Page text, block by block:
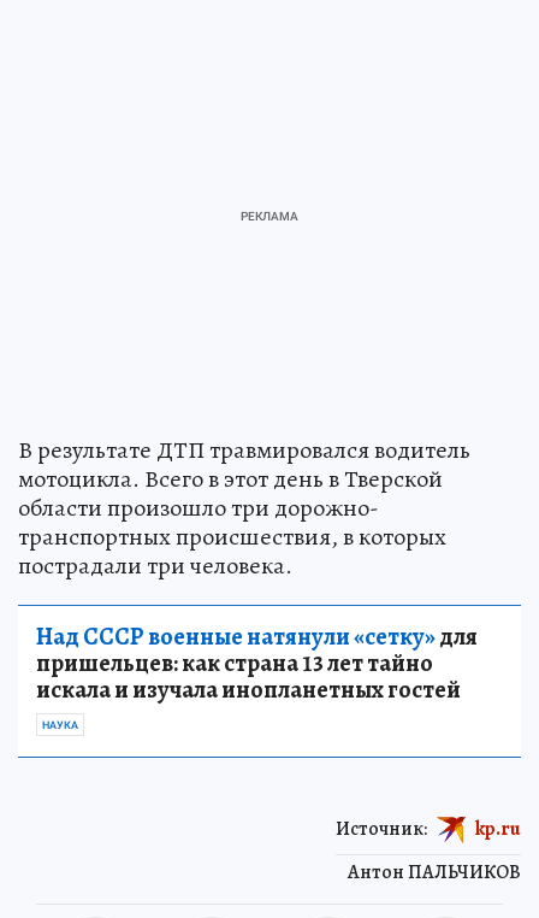
В результате ДТП травмировался водитель
мотоцикла. Всего в этот день в Тверской
области произошло три дорожно-
транспортных происшествия, в которых
пострадали три человека.
Над СССР военные натянули «сетку»для
пришельцев: как страна 13 лет тайно
искала и изучала инопланетных гостей
НАУКА
Антон ПАЛЬЧИКОВ
Источник: kp.ru